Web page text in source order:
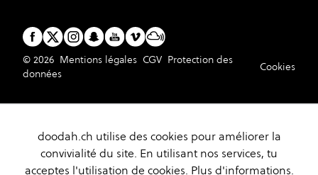
© 2026 Mentions légales CGV Protection des
données
Cookies
doodah.ch utilise des cookies pour améliorer la
convivialité du site. En utilisant nos services, tu
acceptes l'utilisation de cookies. Plus d'informations.